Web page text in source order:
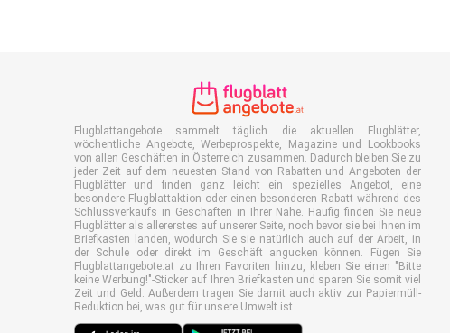
Flugblattangebote sammelt täglich die aktuellen Flugblätter,
wöchentliche Angebote, Werbeprospekte, Magazine und Lookbooks
von allen Geschäften in Österreich zusammen. Dadurch bleiben Sie zu
jeder Zeit auf dem neuesten Stand von Rabatten und Angeboten der
Flugblätter und finden ganz leicht ein spezielles Angebot, eine
besondere Flugblattaktion oder einen besonderen Rabatt während des
Schlussverkaufs in Geschäften in Ihrer Nähe. Häufig finden Sie neue
Flugblätter als allererstes auf unserer Seite, noch bevor sie bei Ihnen im
Briefkasten landen, wodurch Sie sie natürlich auch auf der Arbeit, in
der Schule oder direkt im Geschäft angucken können. Fügen Sie
Flugblattangebote.at zu Ihren Favoriten hinzu, kleben Sie einen "Bitte
keine Werbung!"-Sticker auf Ihren Briefkasten und sparen Sie somit viel
Zeit und Geld. Außerdem tragen Sie damit auch aktiv zur Papiermüll-
Reduktion bei, was gut für unsere Umwelt ist.